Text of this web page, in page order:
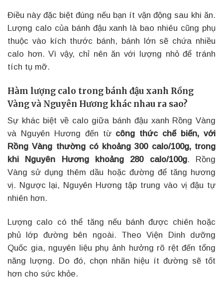
Điều này đặc biệt đúng nếu bạn ít vận động sau khi ăn.
Lượng calo của bánh đậu xanh là bao nhiêu cũng phụ
thuộc vào kích thước bánh, bánh lớn sẽ chứa nhiều
calo hơn. Vì vậy, chỉ nên ăn với lượng nhỏ để tránh
tích tụ mỡ.
Hàm lượng calo trong bánh đậu xanh Rồng
Vàng và Nguyên Hương khác nhau ra sao?
Sự khác biệt về calo giữa bánh đậu xanh Rồng Vàng
và Nguyên Hương đến từ công thức chế biến, với
Rồng Vàng thường có khoảng 300 calo/100g, trong
khi Nguyên Hương khoảng 280 calo/100g. Rồng
Vàng sử dụng thêm dầu hoặc đường để tăng hương
vị. Ngược lại, Nguyên Hương tập trung vào vị đậu tự
nhiên hơn.
Lượng calo có thể tăng nếu bánh được chiên hoặc
phủ lớp đường bên ngoài. Theo Viện Dinh dưỡng
Quốc gia, nguyên liệu phụ ảnh hưởng rõ rệt đến tổng
năng lượng. Do đó, chọn nhãn hiệu ít đường sẽ tốt
hơn cho sức khỏe.